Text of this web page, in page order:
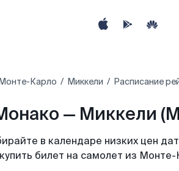
Карло Миккели Расписание
— Миккели
в календаре низких цен
билет на самолет из